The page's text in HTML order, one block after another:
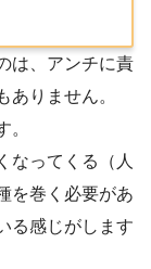
は、アンチに責
りません。
。
なってくる（人
を巻く必要があ
る感じがします